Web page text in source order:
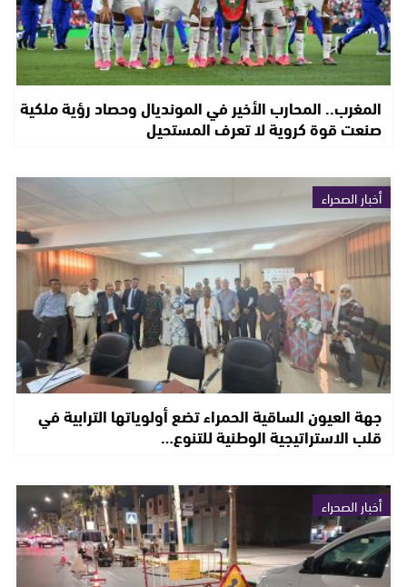
المغرب.. المحارب الأخير في المونديال وحصاد رؤية ملكية
صنعت قوة كروية لا تعرف المستحيل
أخبار الصحراء
جهة العيون الساقية الحمراء تضع أولوياتها الترابية في
قلب الاستراتيجية الوطنية للتنوع…
أخبار الصحراء